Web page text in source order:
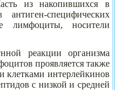
из накопившихся в
специфических
лимфоциты, носители
реакции организма
проявляется также
клетками интерлейкинов
с низкой и средней